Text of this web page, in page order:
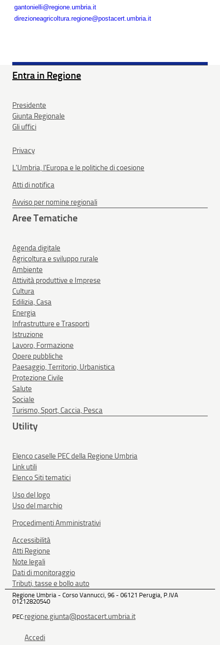
gantonielli@regione.umbria.it
direzioneagricoltura.regione@postacert.umbria.it
Entra in Regione
Presidente
Giunta Regionale
Gli uffici
Privacy
L'Umbria, l'Europa e le politiche di coesione
Atti di notifica
Avviso per nomine regionali
Aree Tematiche
Agenda digitale
Agricoltura e sviluppo rurale
Ambiente
Attività produttive e Imprese
Cultura
Edilizia, Casa
Energia
Infrastrutture e Trasporti
Istruzione
Lavoro, Formazione
Opere pubbliche
Paesaggio, Territorio, Urbanistica
Protezione Civile
Salute
Sociale
Turismo, Sport, Caccia, Pesca
Utility
Elenco caselle PEC della Regione Umbria
Link utili
Elenco Siti tematici
Uso del logo
Uso del marchio
Procedimenti Amministrativi
Accessibilità
Atti Regione
Note legali
Dati di monitoraggio
Tributi, tasse e bollo auto
Regione Umbria - Corso Vannucci, 96 - 06121 Perugia, P.IVA
01212820540
PEC:regione.giunta@postacert.umbria.it
Accedi